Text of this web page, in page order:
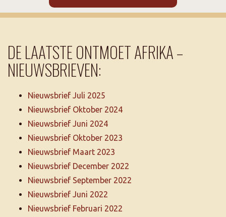
DE LAATSTE ONTMOET AFRIKA –
NIEUWSBRIEVEN:
Nieuwsbrief Juli 2025
Nieuwsbrief Oktober 2024
Nieuwsbrief Juni 2024
Nieuwsbrief Oktober 2023
Nieuwsbrief Maart 2023
Nieuwsbrief December 2022
Nieuwsbrief September 2022
Nieuwsbrief Juni 2022
Nieuwsbrief Februari 2022